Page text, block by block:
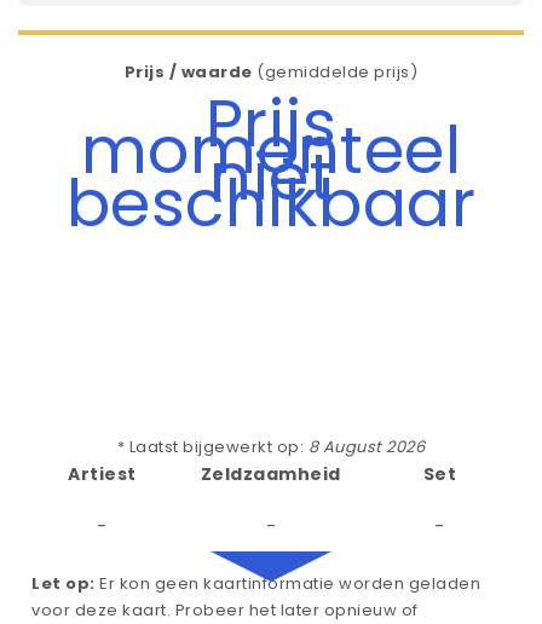
Prijs / waarde (gemiddelde prijs)
Prijs
momenteel
niet
beschikbaar
* Laatst bijgewerkt op: 8 August 2026
Artiest
-
Zeldzaamheid
-
Set
-
Let op: Er kon geen kaartinformatie worden geladen
voor deze kaart. Probeer het later opnieuw of